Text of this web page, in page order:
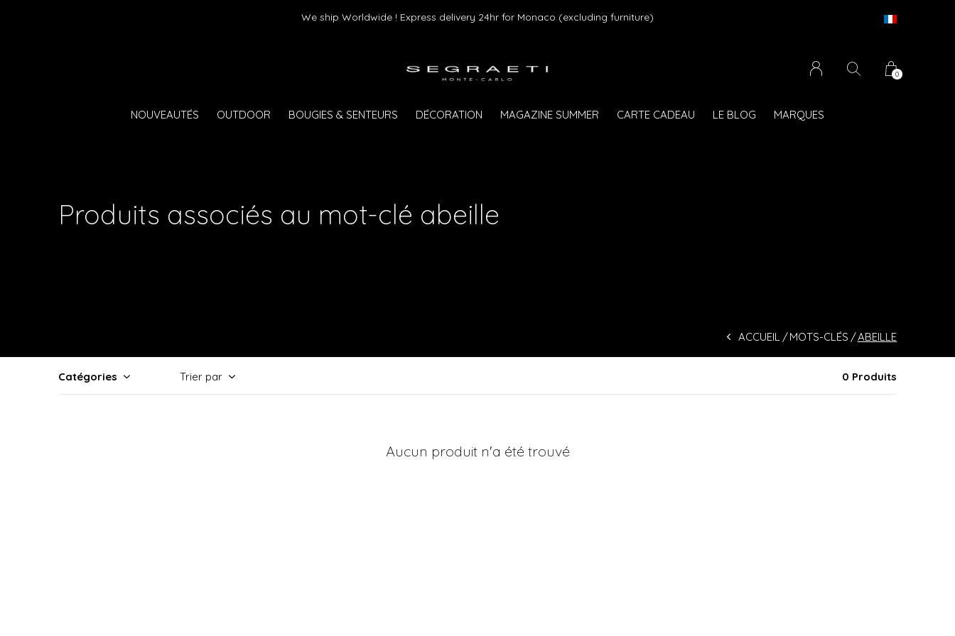
NOUVEAUTÉS OUTDOOR BOUGIES & SENTEURS DÉCORATION MAGAZINE SUMMER CARTE CADEAU LE BLOG MARQUES
0
We ship Worldwide ! Express delivery 24hr for Monaco (excluding furniture)
Produits associés au mot-clé abeille
ACCUEIL MOTS-CLÉS ABEILLE
Catégories Trier par 0 Produits
Aucun produit n'a été trouvé